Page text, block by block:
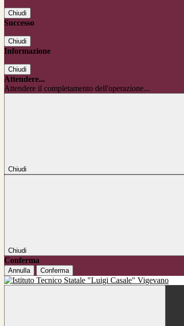
Chiudi
Successo
Chiudi
Informazione
Chiudi
Attendere...
Attendere il completamento dell'operazione...
Chiudi
Chiudi
Conferma
Annulla Conferma